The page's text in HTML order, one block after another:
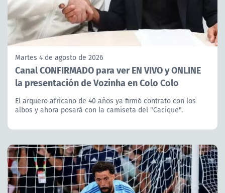
Martes 4 de agosto de 2026
Canal CONFIRMADO para ver EN VIVO y ONLINE
la presentación de Vozinha en Colo Colo
El arquero africano de 40 años ya firmó contrato con los
albos y ahora posará con la camiseta del "Cacique".